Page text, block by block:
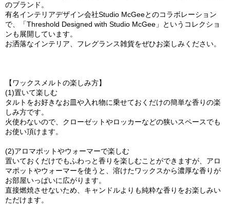
のブランド。
有名インテリアデザイン会社Studio McGeeとのコラボレーション
で、「Threshold Designed with Studio McGee」というコレクショ
ンも展開しています。
お洒落なインテリア、フレグランス雑貨をぜひお楽しみください。
【ワックスメルトの楽しみ方】
(1)置いて楽しむ
タルトをお好きなお皿や入れ物に乗せておくだけの簡単な香りの楽
しみ方です。
火使わないので、クローゼットやロッカーなどの狭いスペースでも
お使い頂けます。
(2)アロマポットやウォーマーで楽しむ
置いておくだけでもふわっと香りを楽しむことができますが、アロ
マポットやウォーマーを使うと、溶けたワックスから濃厚な香りが
お部屋いっぱいに広がります。
直接燃焼させないため、キャンドルよりも純粋な香りをお楽しみい
ただけます。